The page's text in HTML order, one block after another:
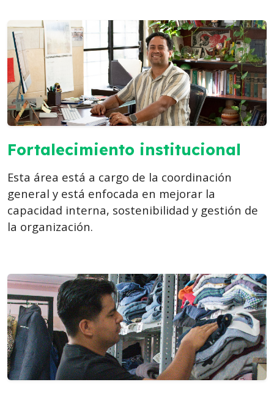
Fortalecimiento institucional
Esta área está a cargo de la coordinación
general y está enfocada en mejorar la
capacidad interna, sostenibilidad y gestión de
la organización.